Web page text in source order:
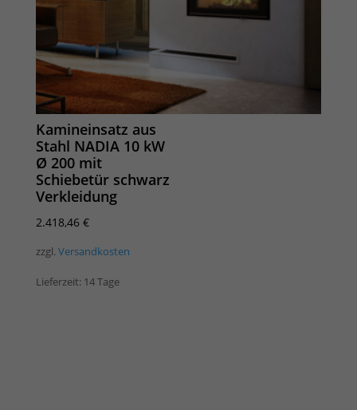
Kamineinsatz aus
Stahl NADIA 10 kW
Ø 200 mit
Schiebetür schwarz
Verkleidung
2.418,46 €
zzgl. Versandkosten
Lieferzeit: 14 Tage